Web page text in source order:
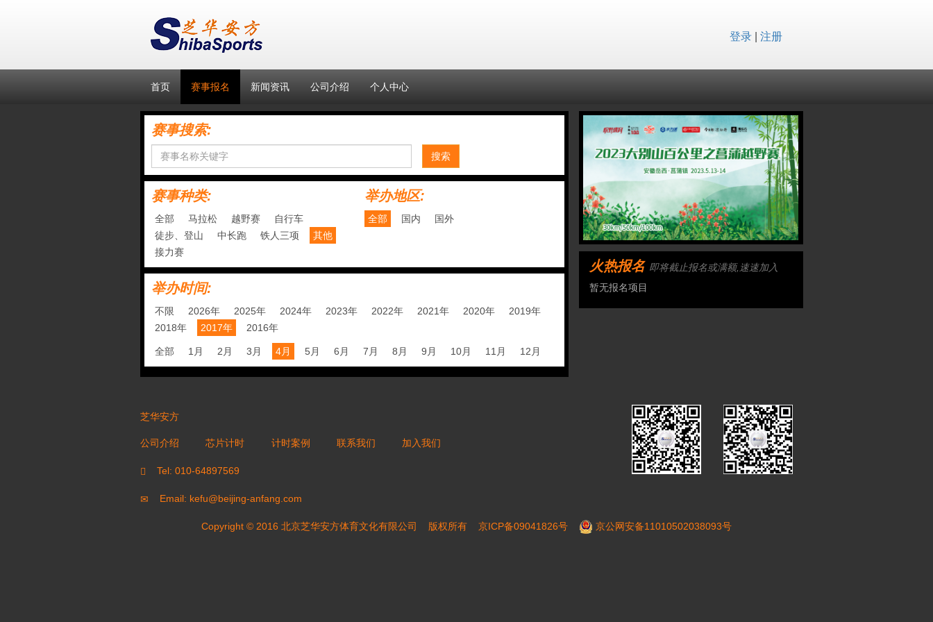
登录| 注册
首页 赛事报名 新闻资讯 公司介绍 个人中心
赛事搜索:
搜索
赛事种类:
全部 马拉松 越野赛
自行车
徒步、登山
中长跑 铁人三项
其他
接力赛
举办地区:
全部 国内 国外
举办时间:
不限 2026年 2025年 2024年 2023年 2022年 2021年 2020年
2019年
2018年
2017年 2016年
全部 1月 2月 3月 4月 5月 6月 7月 8月 9月 10月 11月 12月
火热报名 即将截止报名或满额,速速加入
暂无报名项目
芝华安方
公司介绍 芯片计时 计时案例 联系我们 加入我们
Tel: 010-64897569
Email: kefu@beijing-anfang.com
Copyright © 2016 北京芝华安方体育文化有限公司 版权所有 京ICP备09041826号 京公网安备11010502038093号